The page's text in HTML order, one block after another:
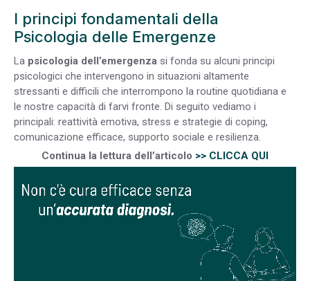
I principi fondamentali della
Psicologia delle Emergenze
La psicologia dell’emergenza si fonda su alcuni principi
psicologici che intervengono in situazioni altamente
stressanti e difficili che interrompono la routine quotidiana e
le nostre capacità di farvi fronte. Di seguito vediamo i
principali: reattività emotiva, stress e strategie di coping,
comunicazione efficace, supporto sociale e resilienza.
Continua la lettura dell’articolo >> CLICCA QUI